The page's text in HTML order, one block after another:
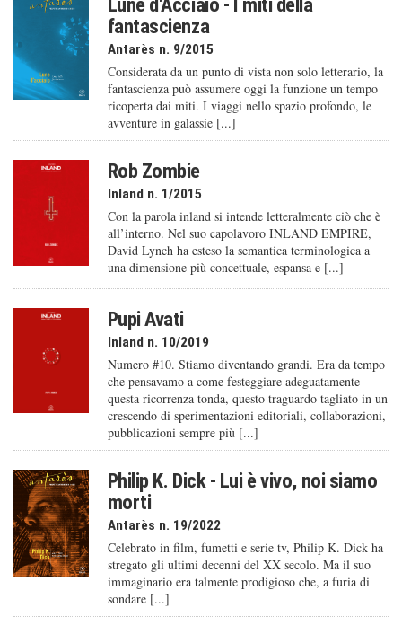
fantascienza
Antarès n. 9/2015
Considerata da un punto di vista non solo letterario, la
fantascienza può assumere oggi la funzione un tempo
ricoperta dai miti. I viaggi nello spazio profondo, le
avventure in galassie [...]
Rob Zombie
Inland n. 1/2015
Con la parola inland si intende letteralmente ciò che è
all’interno. Nel suo capolavoro INLAND EMPIRE,
David Lynch ha esteso la semantica terminologica a
una dimensione più concettuale, espansa e [...]
Pupi Avati
Inland n. 10/2019
Numero #10. Stiamo diventando grandi. Era da tempo
che pensavamo a come festeggiare adeguatamente
questa ricorrenza tonda, questo traguardo tagliato in un
crescendo di sperimentazioni editoriali, collaborazioni,
pubblicazioni sempre più [...]
Philip K. Dick - Lui è vivo, noi siamo
morti
Antarès n. 19/2022
Celebrato in film, fumetti e serie tv, Philip K. Dick ha
stregato gli ultimi decenni del XX secolo. Ma il suo
immaginario era talmente prodigioso che, a furia di
sondare [...]